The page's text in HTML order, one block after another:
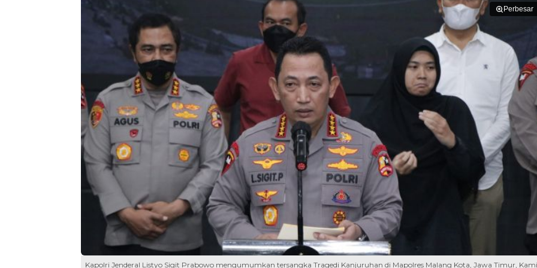
Perbesar
Kapolri Jenderal Listyo Sigit Prabowo mengumumkan tersangka Tragedi Kanjuruhan di Mapolres Malang Kota, Jawa Timur,